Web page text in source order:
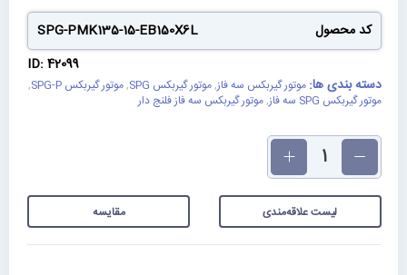
کد محصول
SPG-PMK135-15-EB150X6L
ID: 42099
دسته بندی ها: موتور گیربکس سه فاز,موتور گیربکس SPG ,موتور گیربکس SPG-P
,
موتور گیربکس SPG سه فاز
,موتور گیربکس سه فاز فلنج دار
تعداد
لیست علاقه‌مندی مقایسه